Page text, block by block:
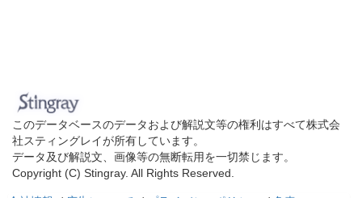
このデータベースのデータおよび解説文等の権利はすべて株式会
社スティングレイが所有しています。
データ及び解説文、画像等の無断転用を一切禁じます。
Copyright (C) Stingray. All Rights Reserved.